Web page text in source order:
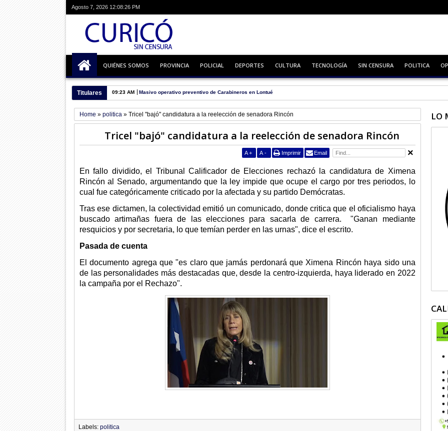
Agosto 7, 2026 12:08:27 PM
QUIÉNES SOMOS PROVINCIA POLICIAL DEPORTES CULTURA TECNOLOGÍA SIN CENSURA POLITICA
Titulares 09:23 AM Masivo operativo preventivo de Carabineros en Lontué
Home » politica » Tricel "bajó" candidatura a la reelección de senadora Rincón
Tricel "bajó" candidatura a la reelección de senadora Rincón
A + A - Imprimir Email
En fallo dividido, el Tribunal Calificador de Elecciones rechazó la candidatura de Ximena
Rincón al Senado, argumentando que la ley impide que ocupe el cargo por tres periodos, lo
cual fue categóricamente criticado por la afectada y su partido Demócratas.
Tras ese dictamen, la colectividad emitió un comunicado, donde critica que el oficialismo haya
buscado artimañas fuera de las elecciones para sacarla de carrera. "Ganan mediante
resquicios y por secretaria, lo que temían perder en las urnas", dice el escrito.
Pasada de cuenta
El documento agrega que "es claro que jamás perdonará que Ximena Rincón haya sido una
de las personalidades más destacadas que, desde la centro-izquierda, haya liderado en 2022
la campaña por el Rechazo".
Labels: politica
LO